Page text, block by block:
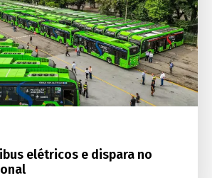
elétricos e dispara no